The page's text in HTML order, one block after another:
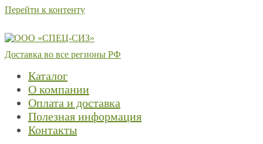
Перейти к контенту
Доставка во все регионы РФ
Каталог
О компании
Оплата и доставка
Полезная информация
Контакты